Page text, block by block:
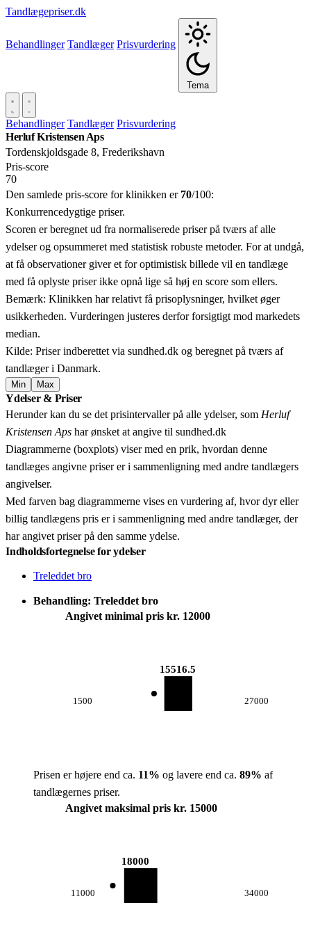
Tandlægepriser.dk
Behandlinger Tandlæger Prisvurdering
Tema
Behandlinger Tandlæger Prisvurdering
Herluf Kristensen Aps
Tordenskjoldsgade 8, Frederikshavn
Pris‑score
70
Den samlede pris-score for klinikken er 70/100:
Konkurrencedygtige priser.
Scoren er beregnet ud fra normaliserede priser på tværs af alle
ydelser og opsummeret med statistisk robuste metoder. For at undgå,
at få observationer giver et for optimistisk billede vil en tandlæge
med få oplyste priser ikke opnå lige så høj en score som ellers.
Bemærk: Klinikken har relativt få prisoplysninger, hvilket øger
usikkerheden. Vurderingen justeres derfor forsigtigt mod markedets
median.
Kilde: Priser indberettet via sundhed.dk og beregnet på tværs af
tandlæger i Danmark.
Min Max
+
−
Ydelser & Priser
Herunder kan du se det prisintervaller på alle ydelser, som Herluf
Kristensen Aps har ønsket at angive til sundhed.dk
Diagrammerne (boxplots) viser med en prik, hvordan denne
tandlæges angivne priser er i sammenligning med andre tandlægers
angivelser.
Med farven bag diagrammerne vises en vurdering af, hvor dyr eller
billig tandlægens pris er i sammenligning med andre tandlæger, der
har angivet priser på den samme ydelse.
Indholdsfortegnelse for ydelser
Treleddet bro
Behandling: Treleddet bro
Angivet minimal pris kr. 12000
1500
15516.5
27000
Prisen er højere end ca. 11% og lavere end ca. 89% af
tandlægernes priser.
Angivet maksimal pris kr. 15000
11000
18000
34000